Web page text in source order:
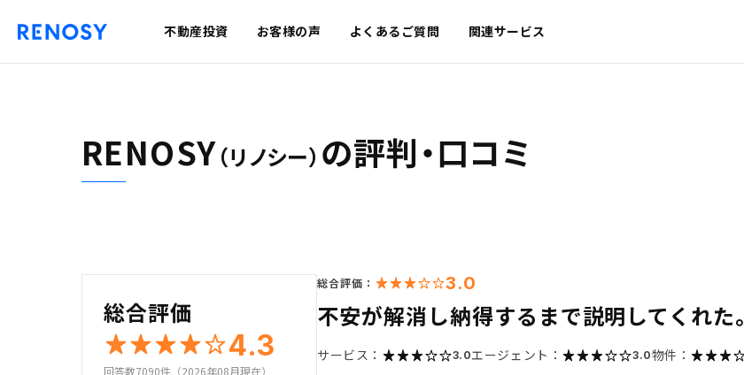
不動産投資 お客様の声 よくあるご質問 関連サービス
RENOSY（リノシー） の評判・口コミ
総合評価
4.3
回答数7090件（2026年08月現在）
総合評価： 3.0
不安が解消し納得するまで説明してくれた。
サービス： 3.0エージェント： 3.0物件：